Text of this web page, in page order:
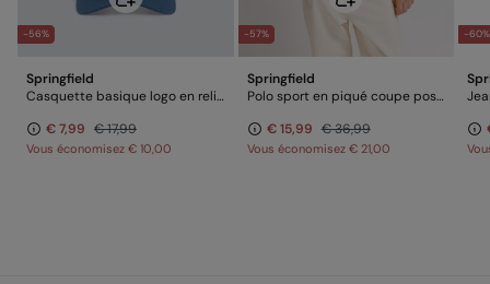
-56%
Springfield
Casquette basique logo en relief Springfield
€ 7,99 € 17,99
Vous économisez € 10,00
-57%
Springfield
Polo sport en piqué coupe positionnelle regular fit
€ 15,99 € 36,99
Vous économisez € 21,00
-60%